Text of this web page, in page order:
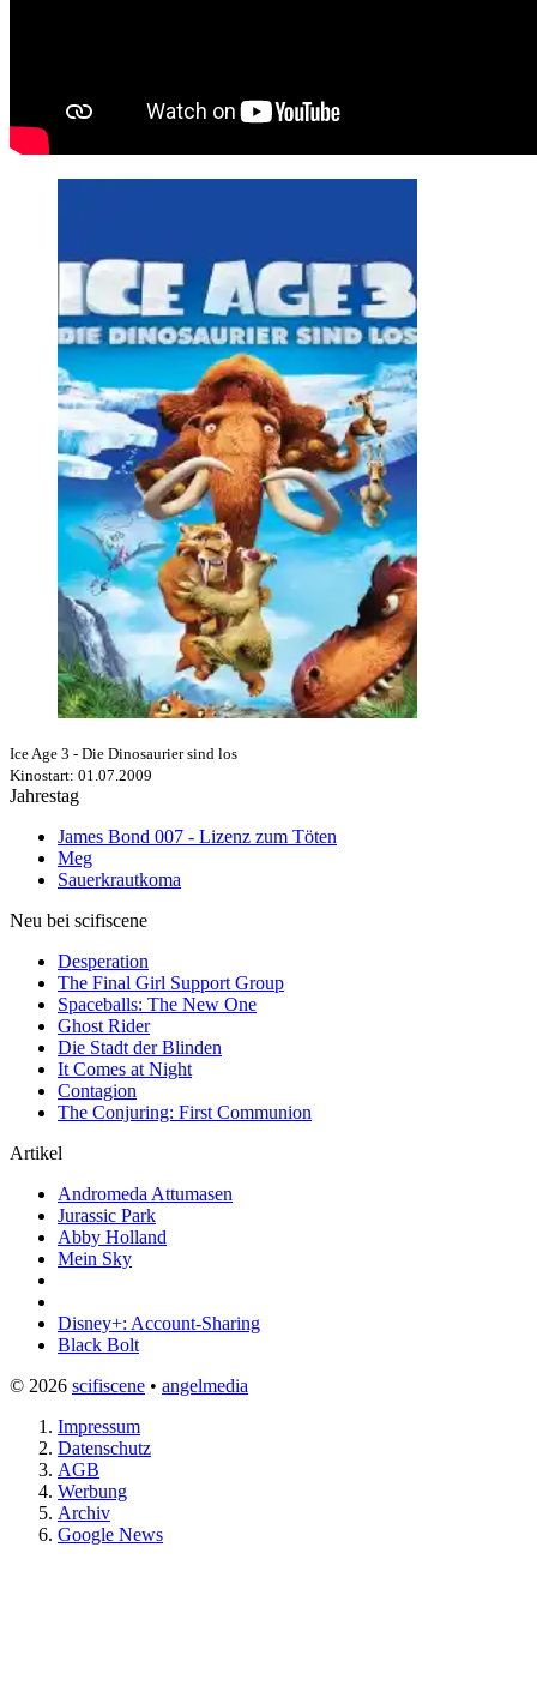
Ice Age 3 - Die Dinosaurier sind los
Kinostart: 01.07.2009
Jahrestag
James Bond 007 - Lizenz zum Töten
Meg
Sauerkrautkoma
Neu bei scifiscene
Desperation
The Final Girl Support Group
Spaceballs: The New One
Ghost Rider
Die Stadt der Blinden
It Comes at Night
Contagion
The Conjuring: First Communion
Artikel
Andromeda Attumasen
Jurassic Park
Abby Holland
Mein Sky
Disney+: Account-Sharing
Black Bolt
© 2026 scifiscene • angelmedia
Impressum
Datenschutz
AGB
Werbung
Archiv
Google News